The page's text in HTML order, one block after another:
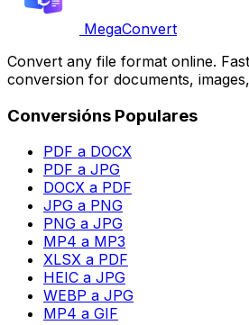
MegaConvert
Convert any file format online.
conversion for documents,
Conversións Populares
PDF a DOCX
PDF a JPG
DOCX a PDF
JPG a PNG
PNG a JPG
MP4 a MP3
XLSX a PDF
HEIC a JPG
WEBP a JPG
MP4 a GIF